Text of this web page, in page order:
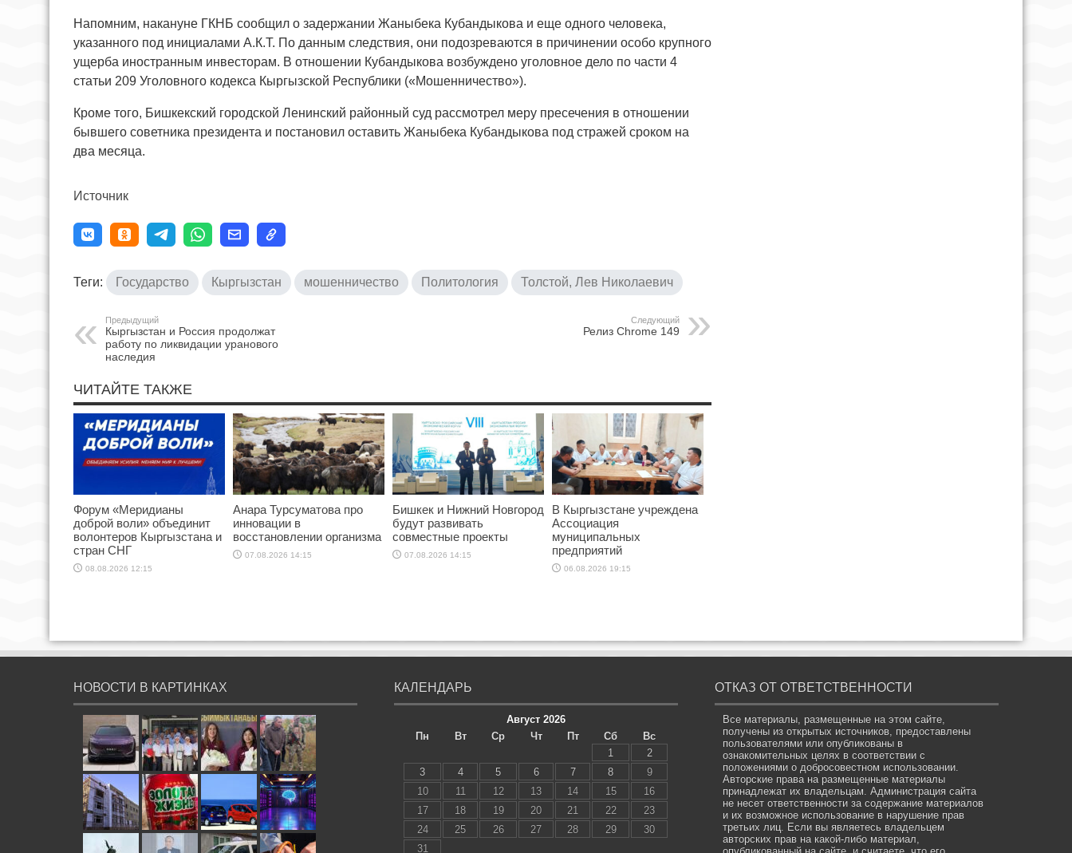
Напомним, накануне ГКНБ сообщил о задержании Жаныбека Кубандыкова и еще одного человека,
указанного под инициалами А.К.Т. По данным следствия, они подозреваются в причинении особо крупного
ущерба иностранным инвесторам. В отношении Кубандыкова возбуждено уголовное дело по части 4
статьи 209 Уголовного кодекса Кыргызской Республики («Мошенничество»).
Кроме того, Бишкекский городской Ленинский районный суд рассмотрел меру пресечения в отношении
бывшего советника президента и постановил оставить Жаныбека Кубандыкова под стражей сроком на
два месяца.
Источник
Теги: Государство Кыргызстан мошенничество Политология Толстой, Лев Николаевич
Предыдущий
Кыргызстан и Россия продолжат
работу по ликвидации уранового
наследия
Следующий
Релиз Chrome 149
ЧИТАЙТЕ ТАКЖЕ
Форум «Меридианы
доброй воли» объединит
волонтеров Кыргызстана и
стран СНГ
08.08.2026 12:15
Анара Турсуматова про
инновации в
восстановлении организма
07.08.2026 14:15
Бишкек и Нижний Новгород
будут развивать
совместные проекты
07.08.2026 14:15
В Кыргызстане учреждена
Ассоциация
муниципальных
предприятий
06.08.2026 19:15
НОВОСТИ В КАРТИНКАХ КАЛЕНДАРЬ
Август 2026
Пн
Вт Ср Чт Пт Сб
Вс
1
2
3
4 5 6 7 8
9
10
11 12 13 14 15
16
17
18 19 20 21 22
23
24
25 26 27 28 29
30
31
ОТКАЗ ОТ ОТВЕТСТВЕННОСТИ
Все материалы, размещенные на этом сайте,
получены из открытых источников, предоставлены
пользователями или опубликованы в
ознакомительных целях в соответствии с
положениями о добросовестном использовании.
Авторские права на размещенные материалы
принадлежат их владельцам. Администрация сайта
не несет ответственности за содержание материалов
и их возможное использование в нарушение прав
третьих лиц. Если вы являетесь владельцем
авторских прав на какой-либо материал,